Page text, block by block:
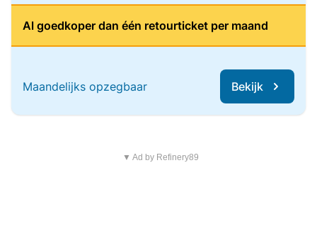
Al goedkoper dan één retourticket per maand
Maandelijks opzegbaar Bekijk
▼ Ad by Refinery89